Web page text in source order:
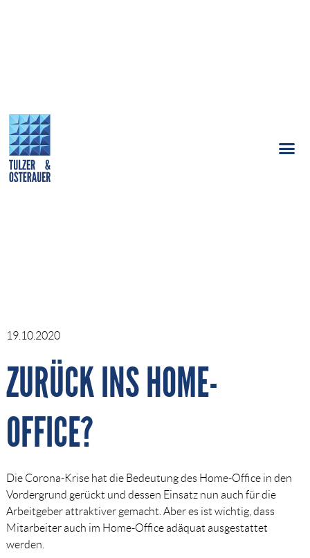
19.10.2020
ZURÜCK INS HOME-
OFFICE?
Die Corona-Krise hat die Bedeutung des Home-Office in den
Vordergrund gerückt und dessen Einsatz nun auch für die
Arbeitgeber attraktiver gemacht. Aber es ist wichtig, dass
Mitarbeiter auch im Home-Office adäquat ausgestattet
werden.